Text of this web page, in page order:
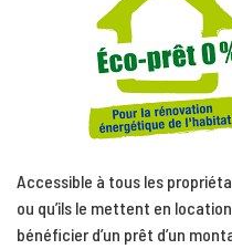
Accessible à tous les
ou qu’ils le mettent en
bénéficier d’un prêt d’un